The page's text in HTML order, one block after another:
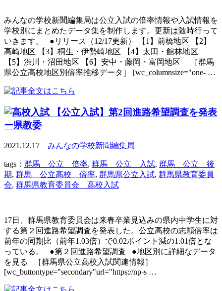
みんなの学校新聞編集局は公立入試の倍率情報や入試情報を
学校別にまとめたデータ集を制作します。更新は随時行って
いきます。 ●リリース（12/17更新） 【1】前橋地区 【2】
高崎地区 【3】桐生・伊勢崎地区 【4】太田・館林地区
【5】渋川・沼田地区 【6】安中・藤岡・富岡地区 ［群馬
県公立高校地区別倍率推移データ］ [wc_columnsize="one- …
【公立入試】第2回進路希望調査を発表
ー県教委
2021.12.17 みんなの学校新聞編集局
tags： 群馬 公立 倍率, 群馬 公立 入試, 群馬 公立 後
期, 群馬 公立高校 倍率, 群馬県公立入試, 群馬県教育委員
会, 群馬県教育委員会 高校入試
17日、群馬県教育委員会は来春卒業見込みの県内中学生に対
する第２回進路希望調査を発表した。公立高校の志願倍率は
前年の同期比（前年1.03倍）で0.02ポイント減の1.01倍とな
っている。 ●第２回進路希望調査 ●地区別に詳細なデータ
を見る ［群馬県公立高校入試関連情報］
[wc_buttontype="secondary"url="https://np-s …